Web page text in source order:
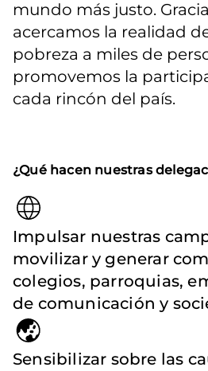
mundo más justo.
acercamos la realidad
pobreza a miles de
promovemos la
cada rincón del país.
¿Qué hacen nuestras
Impulsar nuestras
movilizar y generar
colegios, parroquias,
de comunicación y
Sensibilizar sobre las